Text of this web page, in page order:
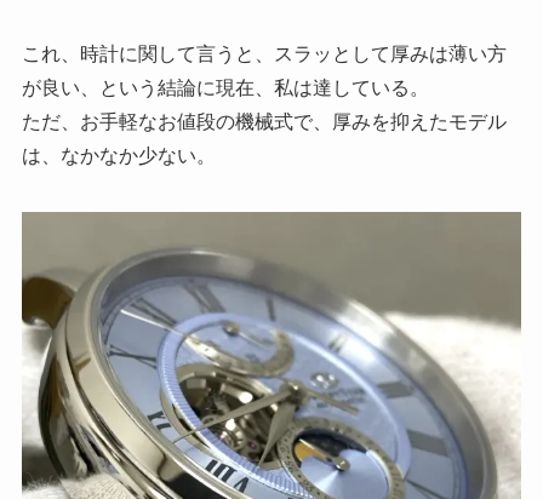
これ、時計に関して言うと、スラッとして厚みは薄い方
が良い、という結論に現在、私は達している。
ただ、お手軽なお値段の機械式で、厚みを抑えたモデル
は、なかなか少ない。